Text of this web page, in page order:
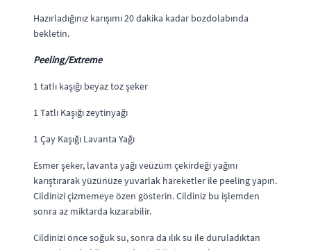
Hazırladığınız karışımı 20 dakika kadar bozdolabında
bekletin.
Peeling/Extreme
1 tatlı kaşığı beyaz toz şeker
1 Tatlı Kaşığı zeytinyağı
1 Çay Kaşığı Lavanta Yağı
Esmer şeker, lavanta yağı veüzüm çekirdeği yağını
karıştırarak yüzünüze yuvarlak hareketler ile peeling yapın.
Cildinizi çizmemeye özen gösterin. Cildiniz bu işlemden
sonra az miktarda kızarabilir.
Cildinizi önce soğuk su, sonra da ılık su ile duruladıktan